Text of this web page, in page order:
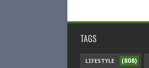
TAGS
LIFESTYLE (808)